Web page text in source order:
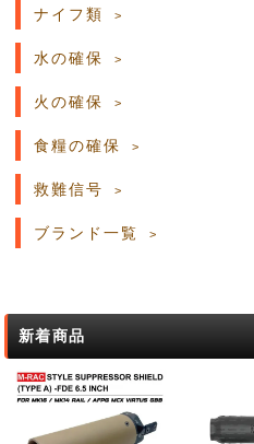
ナイフ類
水の確保
火の確保
食糧の確保
救難信号
ブランド一覧
新着商品